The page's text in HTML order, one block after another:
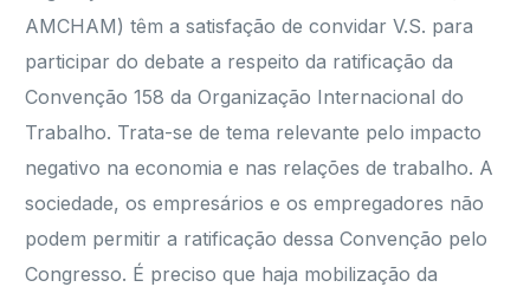
AMCHAM) têm a satisfação de convidar V.S. para
participar do debate a respeito da ratificação da
Convenção 158 da Organização Internacional do
Trabalho. Trata-se de tema relevante pelo impacto
negativo na economia e nas relações de trabalho. A
sociedade, os empresários e os empregadores não
podem permitir a ratificação dessa Convenção pelo
Congresso. É preciso que haja mobilização da